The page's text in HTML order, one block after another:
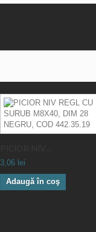
3,06 lei
Adaugă în coş